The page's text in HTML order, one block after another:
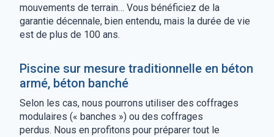
mouvements de terrain… Vous bénéficiez de la
garantie décennale, bien entendu, mais la durée de vie
est de plus de 100 ans.
Piscine sur mesure traditionnelle en béton
armé, béton banché
Selon les cas, nous pourrons utiliser des coffrages
modulaires (« banches ») ou des coffrages
perdus. Nous en profitons pour préparer tout le